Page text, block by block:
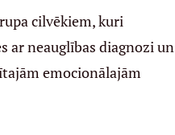
cilvēkiem, kuri
ar neauglības diagnozi un
emocionālajām